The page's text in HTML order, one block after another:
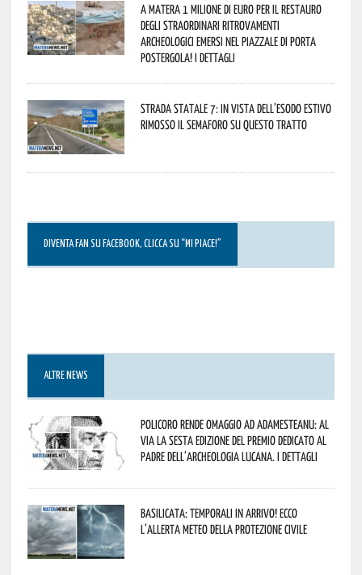
A Matera 1 milione di euro per il restauro
degli straordinari ritrovamenti
archeologici emersi nel piazzale di Porta
Postergola! I dettagli
Strada statale 7: in vista dell’esodo estivo
rimosso il semaforo su questo tratto
DIVENTA FAN SU FACEBOOK, CLICCA SU “MI PIACE!”
ALTRE NEWS
Policoro rende omaggio ad Adamesteanu: al
via la sesta edizione del Premio dedicato al
padre dell’archeologia lucana. I dettagli
Basilicata: temporali in arrivo! Ecco
l’allerta meteo della Protezione civile